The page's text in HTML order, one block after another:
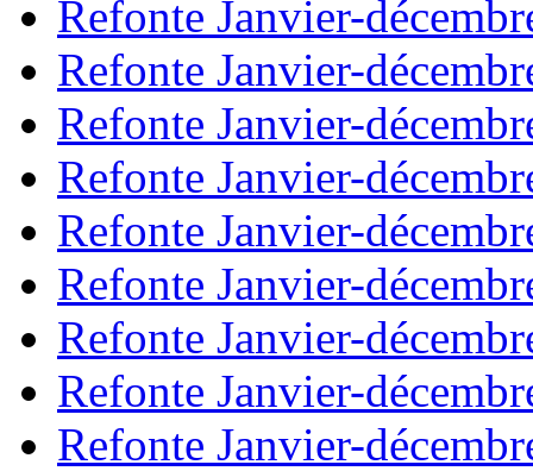
Refonte Janvier-
Refonte Janvier-
Refonte Janvier-
Refonte Janvier-
Refonte Janvier-
Refonte Janvier-
Refonte Janvier-
Refonte Janvier-
Refonte Janvier-